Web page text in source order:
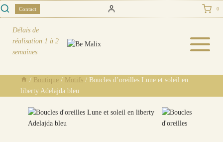
Skip
to
content
Contact 0
Délais de
réalisation 1 à 2
semaines
/ Boutique / Motifs / Boucles d’oreilles Lune et soleil en
liberty Adelajda bleu